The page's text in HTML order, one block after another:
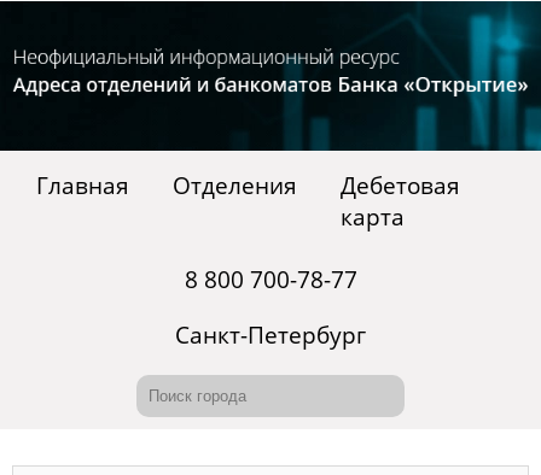
Главная Отделения
Дебетовая
карта
8 800 700-78-77
Санкт-Петербург